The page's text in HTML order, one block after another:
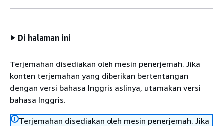
Di halaman ini
Terjemahan disediakan oleh mesin penerjemah. Jika
konten terjemahan yang diberikan bertentangan
dengan versi bahasa Inggris aslinya, utamakan versi
bahasa Inggris.
Terjemahan disediakan oleh mesin penerjemah. Jika